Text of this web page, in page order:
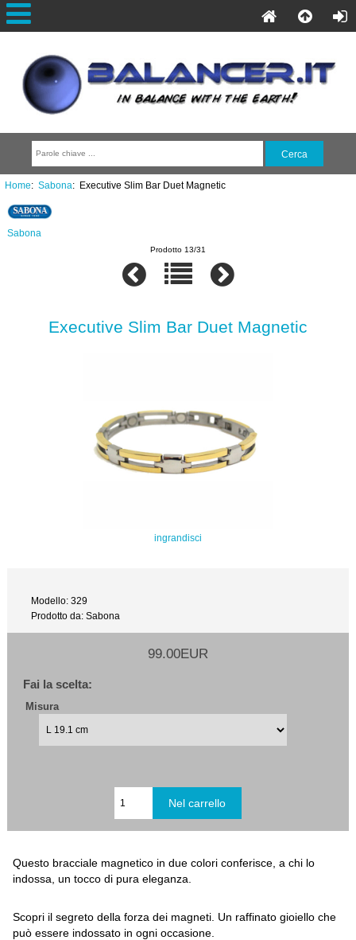
Home: Sabona: Executive Slim Bar Duet Magnetic
Sabona
Prodotto 13/31
Executive Slim Bar Duet Magnetic
ingrandisci
Modello: 329
Prodotto da: Sabona
99.00EUR
Fai la scelta:
Misura
Questo bracciale magnetico in due colori conferisce, a chi lo
indossa, un tocco di pura eleganza.
Scopri il segreto della forza dei magneti. Un raffinato gioiello che
può essere indossato in ogni occasione.